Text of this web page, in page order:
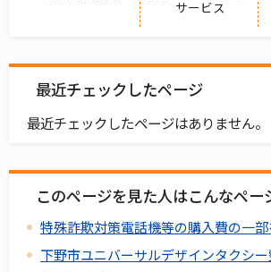
サービス
最近チェックしたページ
最近チェックしたページはありません。
このページを見た人はこんなペー
特殊詐欺対策電話機等の購入費の一
下野市ユニバーサルデザインタクシ